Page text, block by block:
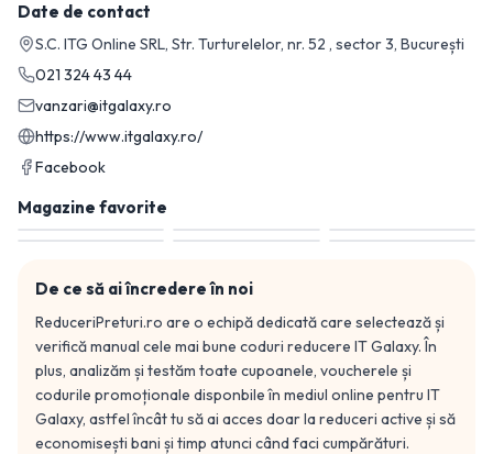
Date de contact
S.C. ITG Online SRL, Str. Turturelelor, nr. 52 , sector 3, București
021 324 43 44
vanzari@itgalaxy.ro
https://www.itgalaxy.ro/
Facebook
Magazine favorite
De ce să ai încredere în noi
ReduceriPreturi.ro are o echipă dedicată care selectează și
verifică manual cele mai bune coduri reducere IT Galaxy. În
plus, analizăm și testăm toate cupoanele, voucherele și
codurile promoționale disponbile în mediul online pentru IT
Galaxy, astfel încât tu să ai acces doar la reduceri active și să
economisești bani și timp atunci când faci cumpărături.